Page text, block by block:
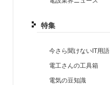
特集
今さら聞けないIT用語
電工さんの工具箱
電気の豆知識